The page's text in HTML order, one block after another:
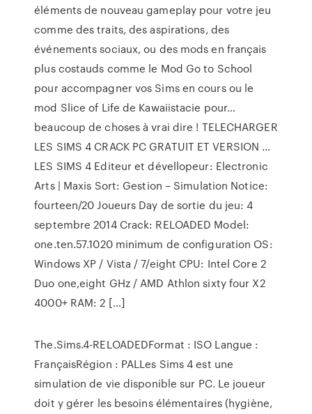
éléments de nouveau gameplay pour votre jeu
comme des traits, des aspirations, des
événements sociaux, ou des mods en français
plus costauds comme le Mod Go to School
pour accompagner vos Sims en cours ou le
mod Slice of Life de Kawaiistacie pour…
beaucoup de choses à vrai dire ! TELECHARGER
LES SIMS 4 CRACK PC GRATUIT ET VERSION ...
LES SIMS 4 Editeur et dévellopeur: Electronic
Arts | Maxis Sort: Gestion – Simulation Notice:
fourteen/20 Joueurs Day de sortie du jeu: 4
septembre 2014 Crack: RELOADED Model:
one.ten.57.1020 minimum de configuration OS:
Windows XP / Vista / 7/eight CPU: Intel Core 2
Duo one,eight GHz / AMD Athlon sixty four X2
4000+ RAM: 2 […]
The.Sims.4-RELOADEDFormat : ISO Langue :
FrançaisRégion : PALLes Sims 4 est une
simulation de vie disponible sur PC. Le joueur
doit y gérer les besoins élémentaires (hygiène,